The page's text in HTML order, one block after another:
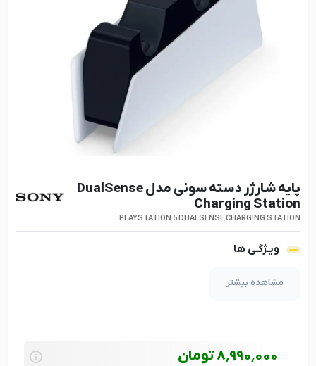
پایه شارژر دسته سونی مدل DualSense
Charging Station
PLAYSTATION 5 DUALSENSE CHARGING STATION
ویـژگـی ها
مشاهده بیشتر
8٬990٬000تومان